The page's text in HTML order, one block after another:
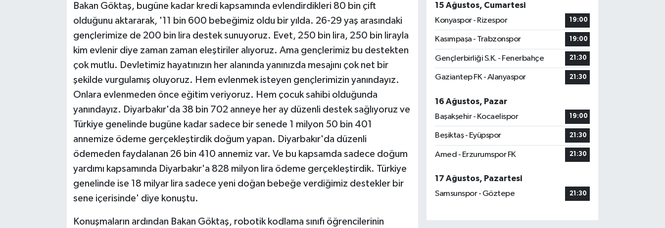
Bakan Göktaş, bugüne kadar kredi kapsamında evlendirdikleri 80 bin çift
olduğunu aktararak, '11 bin 600 bebeğimiz oldu bir yılda. 26-29 yaş arasındaki
gençlerimize de 200 bin lira destek sunuyoruz. Evet, 250 bin lira, 250 bin lirayla
kim evlenir diye zaman zaman eleştiriler alıyoruz. Ama gençlerimiz bu destekten
çok mutlu. Devletimiz hayatınızın her alanında yanınızda mesajını çok net bir
şekilde vurgulamış oluyoruz. Hem evlenmek isteyen gençlerimizin yanındayız.
Onlara evlenmeden önce eğitim veriyoruz. Hem çocuk sahibi olduğunda
yanındayız. Diyarbakır'da 38 bin 702 anneye her ay düzenli destek sağlıyoruz ve
Türkiye genelinde bugüne kadar sadece bir senede 1 milyon 50 bin 401
annemize ödeme gerçekleştirdik doğum yapan. Diyarbakır'da düzenli
ödemeden faydalanan 26 bin 410 annemiz var. Ve bu kapsamda sadece doğum
yardımı kapsamında Diyarbakır'a 828 milyon lira ödeme gerçekleştirdik. Türkiye
genelinde ise 18 milyar lira sadece yeni doğan bebeğe verdiğimiz destekler bir
sene içerisinde' diye konuştu.
Konuşmaların ardından Bakan Göktaş, robotik kodlama sınıfı öğrencilerinin
15 Ağustos, Cumartesi
Konyaspor - Rizespor
19:00
Kasımpaşa - Trabzonspor 19:00
Gençlerbirliği S.K. - Fenerbahçe 21:30
Gaziantep FK - Alanyaspor 21:30
16 Ağustos, Pazar
Başakşehir - Kocaelispor
19:00
Beşiktaş - Eyüpspor 21:30
Amed - Erzurumspor FK 21:30
17 Ağustos, Pazartesi
Samsunspor - Göztepe
21:30